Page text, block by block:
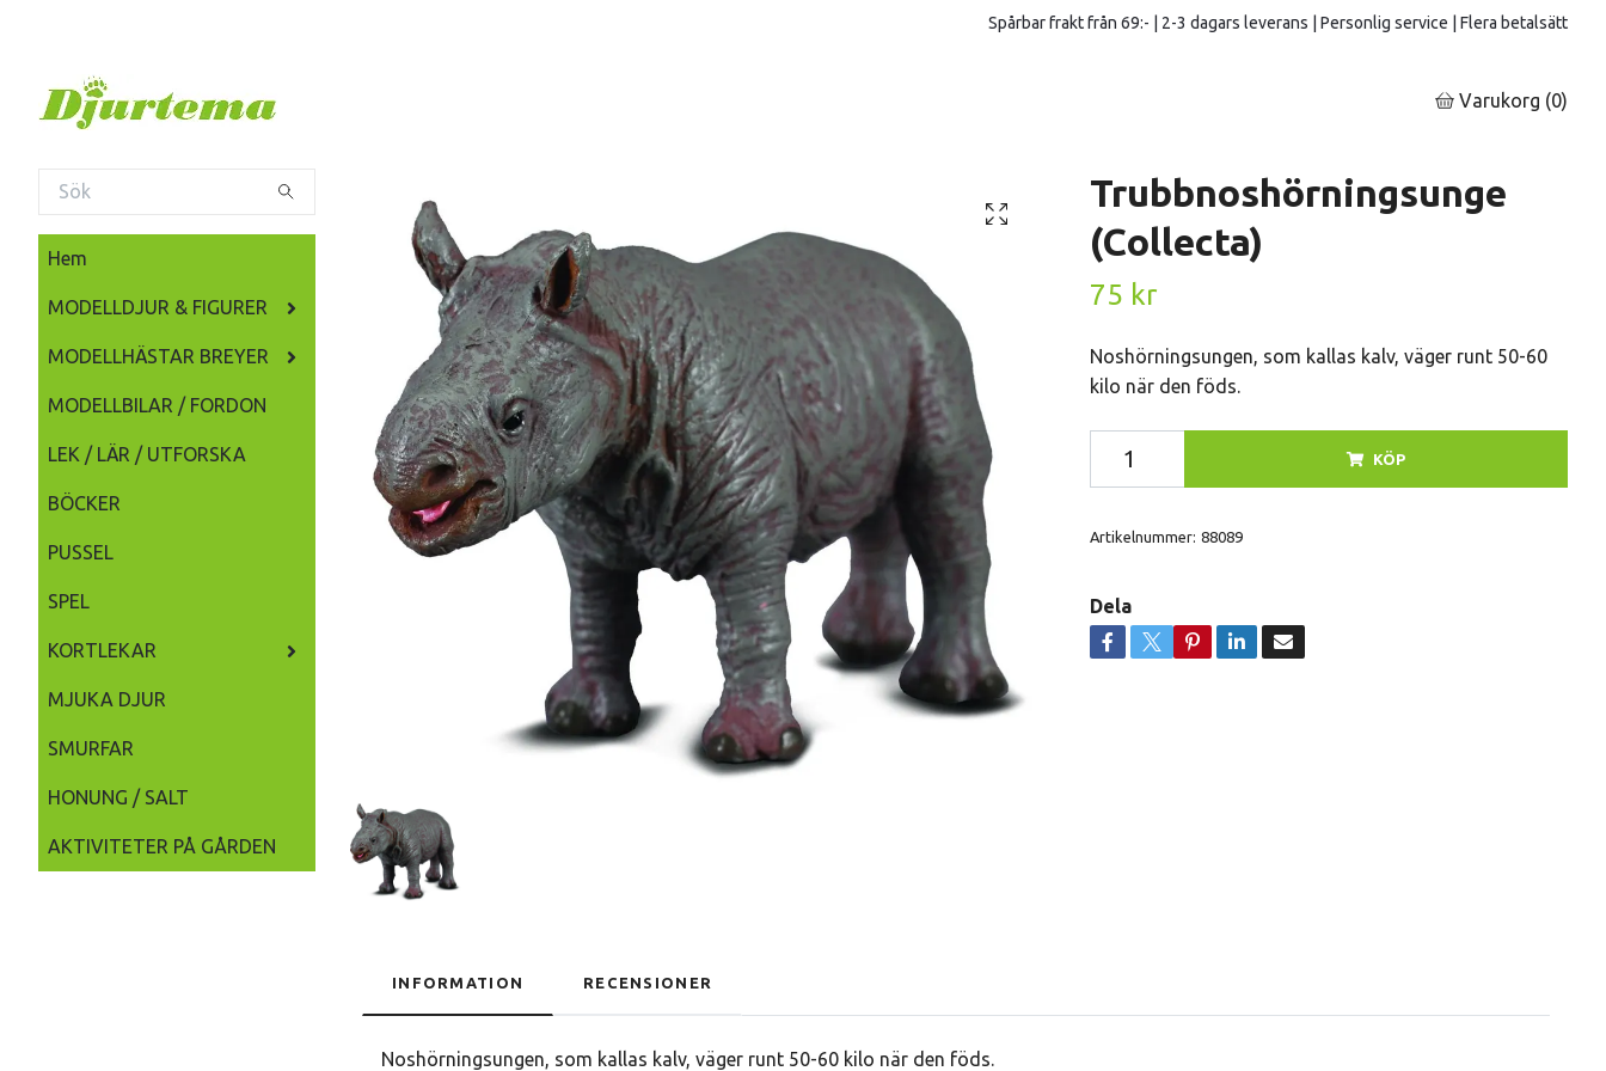
Spårbar frakt från 69:- | 2-3 dagars leverans | Personlig service | Flera betalsätt
Varukorg (0)
Hem
MODELLDJUR & FIGURER
MODELLHÄSTAR BREYER
MODELLBILAR / FORDON
LEK / LÄR / UTFORSKA
BÖCKER
PUSSEL
SPEL
KORTLEKAR
MJUKA DJUR
SMURFAR
HONUNG / SALT
AKTIVITETER PÅ GÅRDEN
Trubbnoshörningsunge
(Collecta)
75 kr
Noshörningsungen, som kallas kalv, väger runt 50-60
kilo när den föds.
KÖP
Artikelnummer: 88089
Dela
INFORMATION RECENSIONER
Noshörningsungen, som kallas kalv, väger runt 50-60 kilo när den föds.